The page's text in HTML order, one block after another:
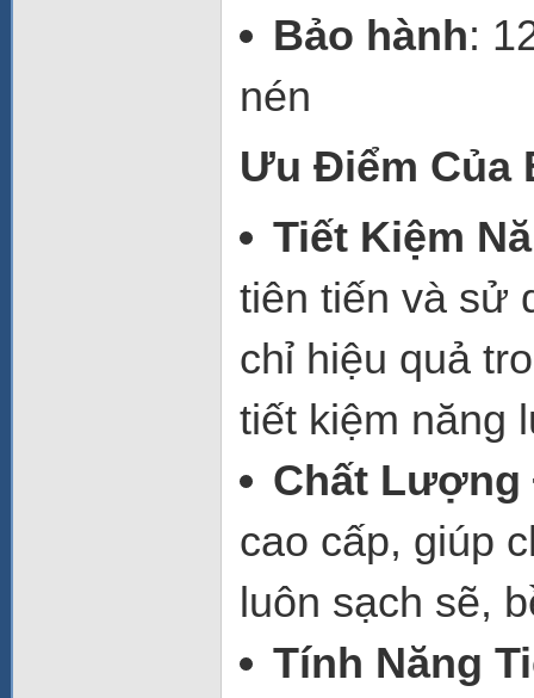
Bảo hành:
nén
Ưu Điểm Của
Tiết Kiệm
tiên tiến và sử
chỉ hiệu quả
tiết kiệm năng
Chất Lượng
cao cấp, giúp
luôn sạch sẽ,
Tính Năng